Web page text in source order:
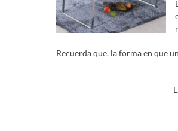
Recuerda que, laforma en que